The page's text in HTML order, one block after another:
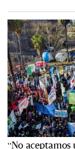
“No aceptamos